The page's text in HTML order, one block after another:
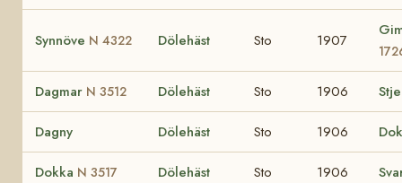
Synnöve N 4322 Dölehäst Sto 1907
Dagmar N 3512 Dölehäst Sto 1906
Dagny Dölehäst Sto 1906
Dokka N 3517 Dölehäst Sto 1906